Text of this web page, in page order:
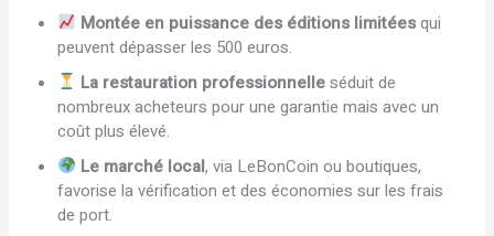
Montée en puissance des éditions limitéesqui
peuvent dépasser les 500 euros.
La restauration professionnelleséduit de
nombreux acheteurs pour une garantie mais avec un
coût plus élevé.
Le marché local, via LeBonCoin ou boutiques,
favorise la vérification et des économies sur les frais
de port.